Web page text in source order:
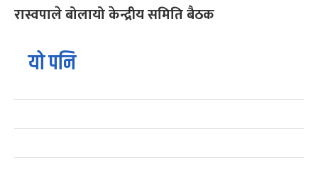
रास्वपाले बोलायो केन्द्रीय समिति बैठक
यो पनि